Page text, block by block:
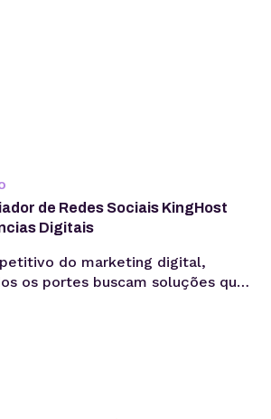
de Redes Sociais KingHost
Digitais
do marketing digital,
os portes buscam soluções que
consistentes aos seus